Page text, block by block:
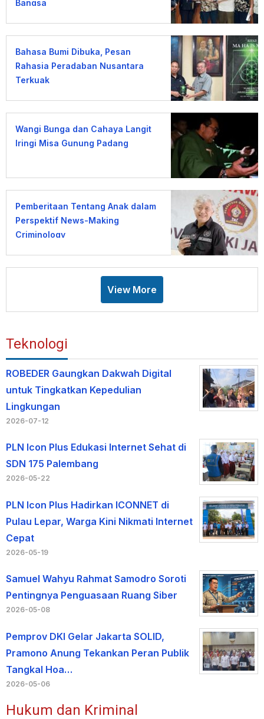
Bangsa
Bahasa Bumi Dibuka, Pesan
Rahasia Peradaban Nusantara
Terkuak
Wangi Bunga dan Cahaya Langit
Iringi Misa Gunung Padang
Pemberitaan Tentang Anak dalam
Perspektif News-Making
Criminology
View More
Teknologi
ROBEDER Gaungkan Dakwah Digital
untuk Tingkatkan Kepedulian
Lingkungan
2026-07-12
PLN Icon Plus Edukasi Internet Sehat di
SDN 175 Palembang
2026-05-22
PLN Icon Plus Hadirkan ICONNET di
Pulau Lepar, Warga Kini Nikmati Internet
Cepat
2026-05-19
Samuel Wahyu Rahmat Samodro Soroti
Pentingnya Penguasaan Ruang Siber
2026-05-08
Pemprov DKI Gelar Jakarta SOLID,
Pramono Anung Tekankan Peran Publik
Tangkal Hoa…
2026-05-06
Hukum dan Kriminal